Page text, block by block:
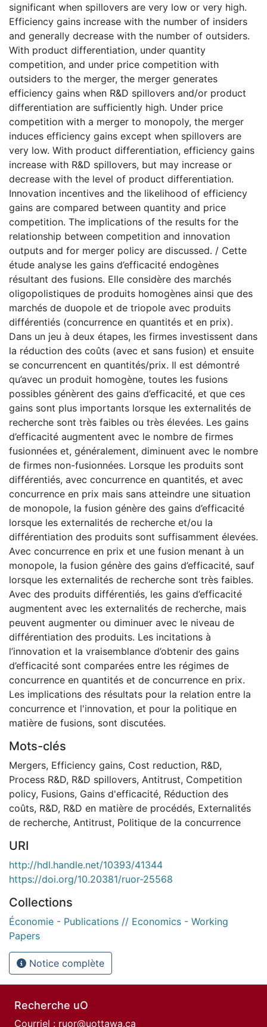
significant when spillovers are very low or very high.
Efficiency gains increase with the number of insiders
and generally decrease with the number of outsiders.
With product differentiation, under quantity
competition, and under price competition with
outsiders to the merger, the merger generates
efficiency gains when R&D spillovers and/or product
differentiation are sufficiently high. Under price
competition with a merger to monopoly, the merger
induces efficiency gains except when spillovers are
very low. With product differentiation, efficiency gains
increase with R&D spillovers, but may increase or
decrease with the level of product differentiation.
Innovation incentives and the likelihood of efficiency
gains are compared between quantity and price
competition. The implications of the results for the
relationship between competition and innovation
outputs and for merger policy are discussed. / Cette
étude analyse les gains d’efficacité endogènes
résultant des fusions. Elle considère des marchés
oligopolistiques de produits homogènes ainsi que des
marchés de duopole et de triopole avec produits
différentiés (concurrence en quantités et en prix).
Dans un jeu à deux étapes, les firmes investissent dans
la réduction des coûts (avec et sans fusion) et ensuite
se concurrencent en quantités/prix. Il est démontré
qu’avec un produit homogène, toutes les fusions
possibles génèrent des gains d’efficacité, et que ces
gains sont plus importants lorsque les externalités de
recherche sont très faibles ou très élevées. Les gains
d’efficacité augmentent avec le nombre de firmes
fusionnées et, généralement, diminuent avec le nombre
de firmes non-fusionnées. Lorsque les produits sont
différentiés, avec concurrence en quantités, et avec
concurrence en prix mais sans atteindre une situation
de monopole, la fusion génère des gains d’efficacité
lorsque les externalités de recherche et/ou la
différentiation des produits sont suffisamment élevées.
Avec concurrence en prix et une fusion menant à un
monopole, la fusion génère des gains d’efficacité, sauf
lorsque les externalités de recherche sont très faibles.
Avec des produits différentiés, les gains d’efficacité
augmentent avec les externalités de recherche, mais
peuvent augmenter ou diminuer avec le niveau de
différentiation des produits. Les incitations à
l’innovation et la vraisemblance d’obtenir des gains
d’efficacité sont comparées entre les régimes de
concurrence en quantités et de concurrence en prix.
Les implications des résultats pour la relation entre la
concurrence et l'innovation, et pour la politique en
matière de fusions, sont discutées.
Mots-clés
Mergers, Efficiency gains, Cost reduction, R&D,
Process R&D, R&D spillovers, Antitrust, Competition
policy, Fusions, Gains d'efficacité, Réduction des
coûts, R&D, R&D en matière de procédés, Externalités
de recherche, Antitrust, Politique de la concurrence
URI
http://hdl.handle.net/10393/41344
https://doi.org/10.20381/ruor-25568
Collections
Économie - Publications // Economics - Working
Papers
Notice complète
Recherche uO
Courriel : ruor@uottawa.ca